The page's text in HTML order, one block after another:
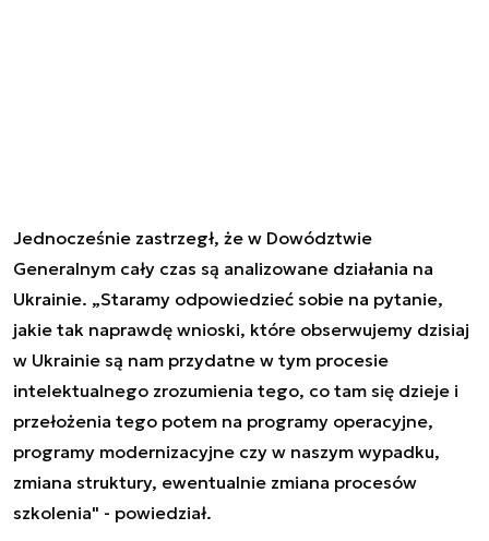
Jednocześnie zastrzegł, że w Dowództwie
Generalnym cały czas są analizowane działania na
Ukrainie. „Staramy odpowiedzieć sobie na pytanie,
jakie tak naprawdę wnioski, które obserwujemy dzisiaj
w Ukrainie są nam przydatne w tym procesie
intelektualnego zrozumienia tego, co tam się dzieje i
przełożenia tego potem na programy operacyjne,
programy modernizacyjne czy w naszym wypadku,
zmiana struktury, ewentualnie zmiana procesów
szkolenia" - powiedział.